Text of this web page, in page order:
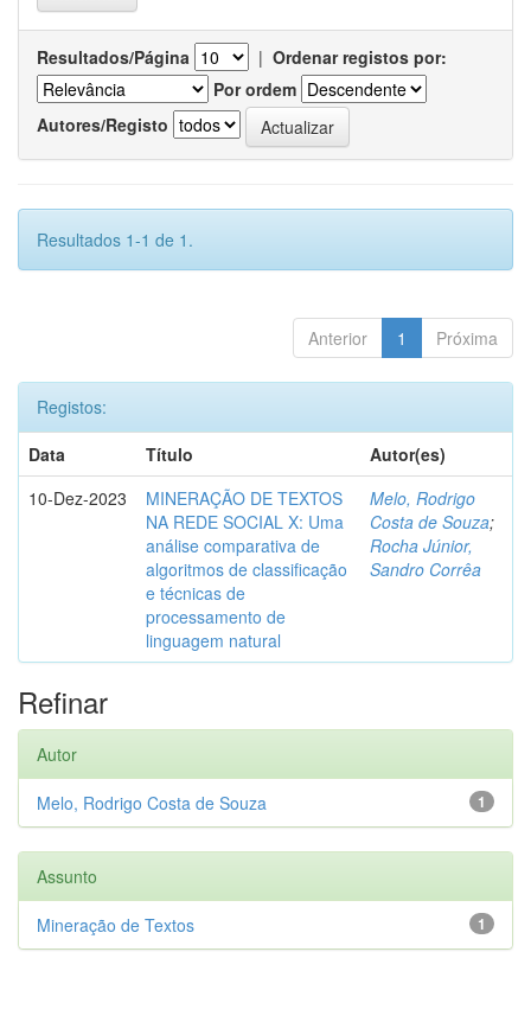
Resultados/Página | Ordenar registos por:
Por ordem
Autores/Registo
Resultados 1-1 de 1.
Anterior 1 Próxima
Registos:
Data
Título
Autor(es)
10-Dez-2023
MINERAÇÃO DE TEXTOS
NA REDE SOCIAL X: Uma
análise comparativa de
algoritmos de classificação
e técnicas de
processamento de
linguagem natural
Melo, Rodrigo
Costa de Souza;
Rocha Júnior,
Sandro Corrêa
Refinar
Autor
1
Melo, Rodrigo Costa de Souza
Assunto
1
Mineração de Textos